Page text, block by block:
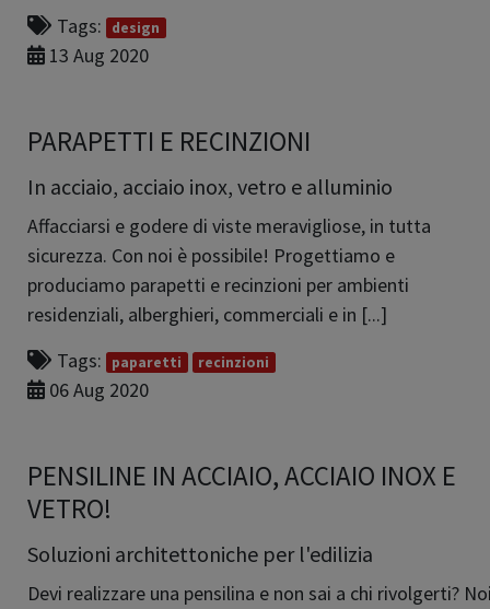
Tags:
design
13 Aug 2020
PARAPETTI E RECINZIONI
In acciaio, acciaio inox, vetro e alluminio
Affacciarsi e godere di viste meravigliose, in tutta
sicurezza. Con noi è possibile! Progettiamo e
produciamo parapetti e recinzioni per ambienti
residenziali, alberghieri, commerciali e in [...]
Tags:
paparetti recinzioni
06 Aug 2020
PENSILINE IN ACCIAIO, ACCIAIO INOX E
VETRO!
Soluzioni architettoniche per l'edilizia
Devi realizzare una pensilina e non sai a chi rivolgerti?